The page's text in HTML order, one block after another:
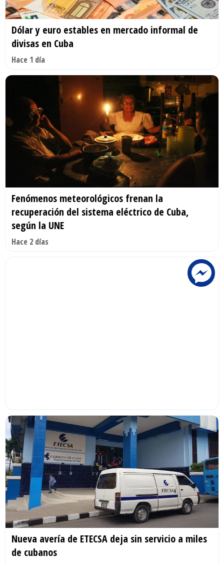
Dólar y euro estables en mercado informal de
divisas en Cuba
Hace 1 día
Fenómenos meteorológicos frenan la
recuperación del sistema eléctrico de Cuba,
según la UNE
Hace 2 días
Nueva avería de ETECSA deja sin servicio a miles
de cubanos